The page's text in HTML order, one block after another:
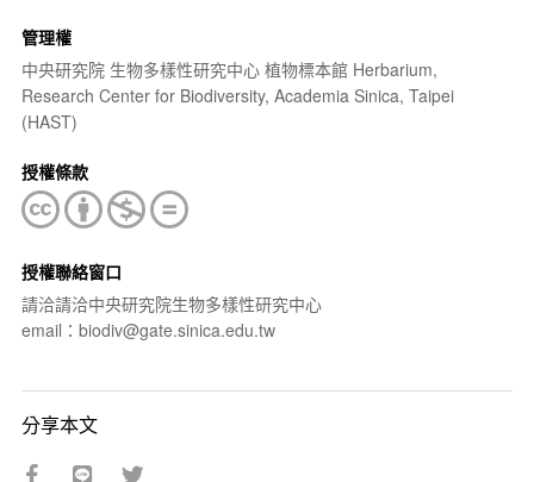
管理權
中央研究院 生物多樣性研究中心 植物標本館 Herbarium,
Research Center for Biodiversity, Academia Sinica, Taipei
(HAST)
授權條款
授權聯絡窗口
請洽請洽中央研究院生物多樣性研究中心
email：biodiv@gate.sinica.edu.tw
分享本文